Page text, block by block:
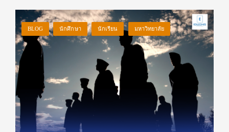
BLOG นักศึกษา นักเรียน มหาวิทยาลัย